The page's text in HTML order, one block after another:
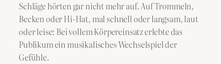
Schläge hörten gar nicht mehr auf. Auf Trommeln,
Becken oder Hi-Hat, mal schnell oder langsam, laut
oder leise: Bei vollem Körpereinsatz erlebte das
Publikum ein musikalisches Wechselspiel der
Gefühle.